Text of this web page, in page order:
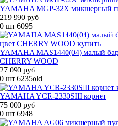
YAMAHA MGP-32X микшерный
219 990 руб
0 шт 6095
YAMAHA MAS1440(04) малый
CHERRY WOOD
27 090 руб
0 шт 6235old
YAMAHA YCR-2330SIII корнет
75 000 руб
0 шт 6948